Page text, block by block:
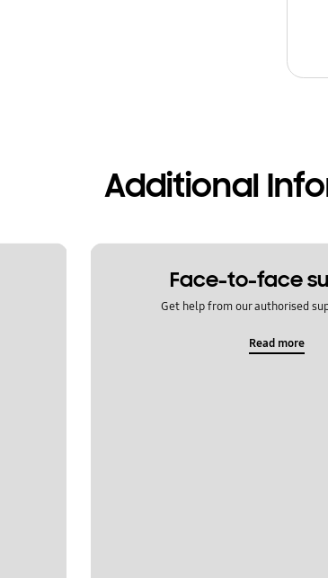
Additional
Face-to-face
Get help from our authorised
Read more